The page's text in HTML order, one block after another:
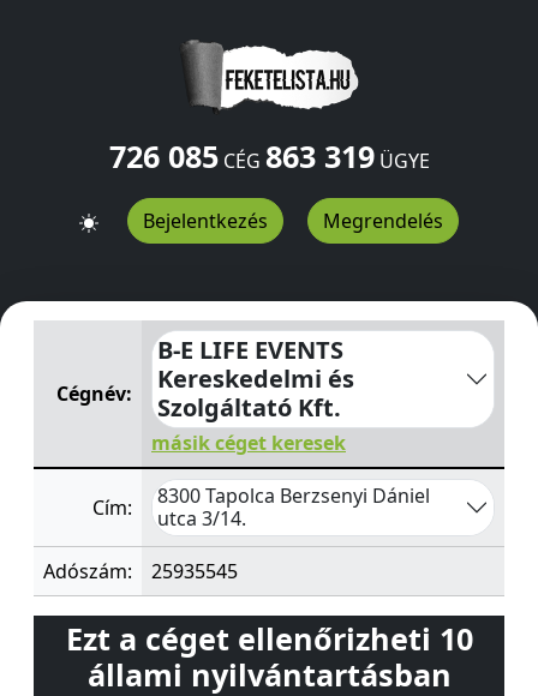
726 085CÉG 863 319ÜGYE
Bejelentkezés Megrendelés
B-E LIFE EVENTS Kereskedelmi és Szolgáltató Kft.
Cégnév:
B-E LIFE EVENTS
Kereskedelmi és
Szolgáltató Kft.
másik céget keresek
Cím:
8300 Tapolca Berzsenyi Dániel
utca 3/14.
Adószám:
25935545
Ezt a céget ellenőrizheti 10
állami nyilvántartásban